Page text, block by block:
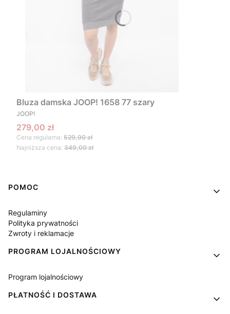
Bluza damska JOOP! 1658 77 szary
PRODUCENT
JOOP!
Cena promocyjna
279,00 zł
Cena regularna: 529,90 zł
Najniższa cena: 349,00 zł
Linki w stopce
POMOC
Regulaminy
Polityka prywatności
Zwroty i reklamacje
PROGRAM LOJALNOŚCIOWY
Program lojalnościowy
PŁATNOŚĆ I DOSTAWA